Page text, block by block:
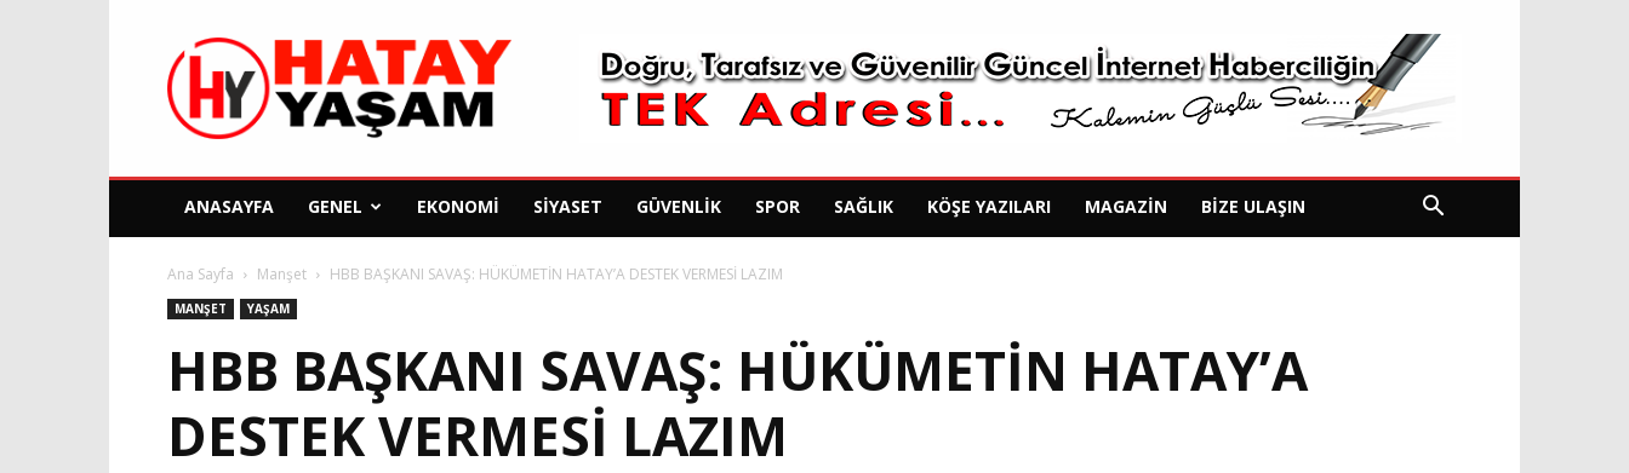
Hatay
Yaşam
Gazetesi
ANASAYFA GENEL EKONOMI SIYASET GÜVENLIK SPOR SAĞLIK KÖŞE YAZILARI MAGAZIN BIZE ULAŞIN
Ana Sayfa Manşet HBB BAŞKANI SAVAŞ: HÜKÜMETİN HATAY’A DESTEK VERMESİ LAZIM
MANŞET YAŞAM
HBB BAŞKANI SAVAŞ: HÜKÜMETİN HATAY’A
DESTEK VERMESİ LAZIM